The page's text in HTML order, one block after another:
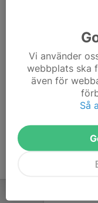
Klicka JA och sen
Ha de gott i vårsolen
//Ledarna
Vi använder
webbplats ska
även för
Så